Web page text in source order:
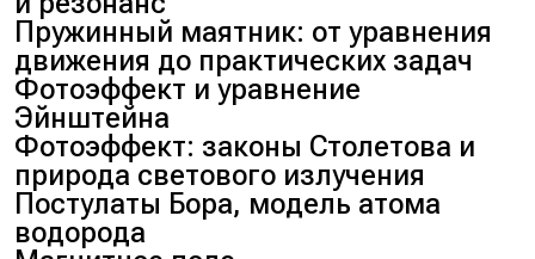
Пружинный маятник: от уравнения
движения до практических задач
Фотоэффект и уравнение
Эйнштейна
Фотоэффект: законы Столетова и
природа светового излучения
Постулаты Бора, модель атома
водорода